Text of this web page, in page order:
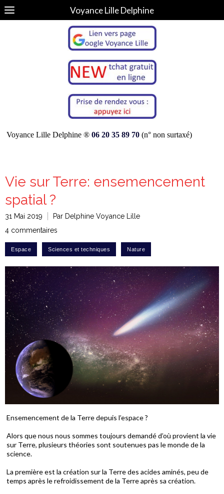
Voyance Lille Delphine
Voyance Lille Delphine ® 06 20 35 89 70 (n° non surtaxé)
Vie sur Terre: ensemencement
spatial ?
31 Mai 2019
Par Delphine Voyance Lille
4 commentaires
Ensemencement de la Terre depuis l’espace ?
Alors que nous nous sommes toujours demandé d’où provient la vie
sur Terre, plusieurs théories sont soutenues pas le monde de la
science.
La première est la création sur la Terre des acides aminés, peu de
temps après le refroidissement de la Terre après sa création.